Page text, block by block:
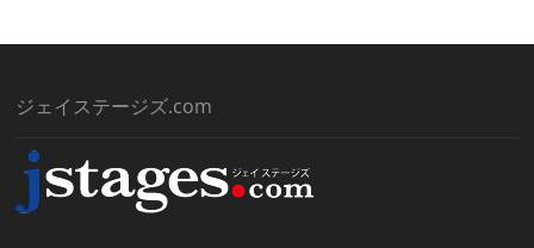
ジェイステージズ.com